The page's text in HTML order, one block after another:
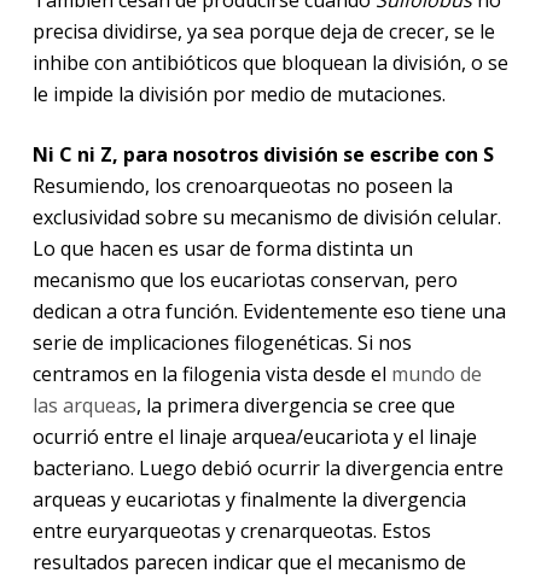
precisa dividirse, ya sea porque deja de crecer, se le
inhibe con antibióticos que bloquean la división, o se
le impide la división por medio de mutaciones.
Ni C ni Z, para nosotros división se escribe con S
Resumiendo, los crenoarqueotas no poseen la
exclusividad sobre su mecanismo de división celular.
Lo que hacen es usar de forma distinta un
mecanismo que los eucariotas conservan, pero
dedican a otra función. Evidentemente eso tiene una
serie de implicaciones filogenéticas. Si nos
centramos en la filogenia vista desde el mundo de
las arqueas, la primera divergencia se cree que
ocurrió entre el linaje arquea/eucariota y el linaje
bacteriano. Luego debió ocurrir la divergencia entre
arqueas y eucariotas y finalmente la divergencia
entre euryarqueotas y crenarqueotas. Estos
resultados parecen indicar que el mecanismo de